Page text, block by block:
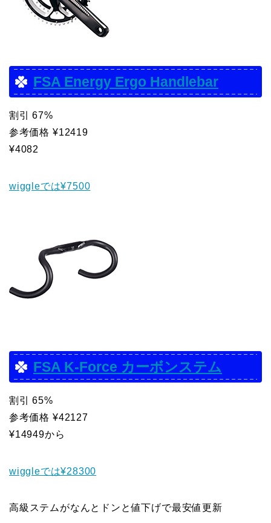
FSA Energy Ergo Handlebar
割引 67%
参考価格 ¥12419
¥4082
wiggleでは¥7500
FSA K-Force カーボンステム
割引 65%
参考価格 ¥42127
¥14949から
wiggleでは¥28300
高級ステムがなんとドンと値下げで最安値更新